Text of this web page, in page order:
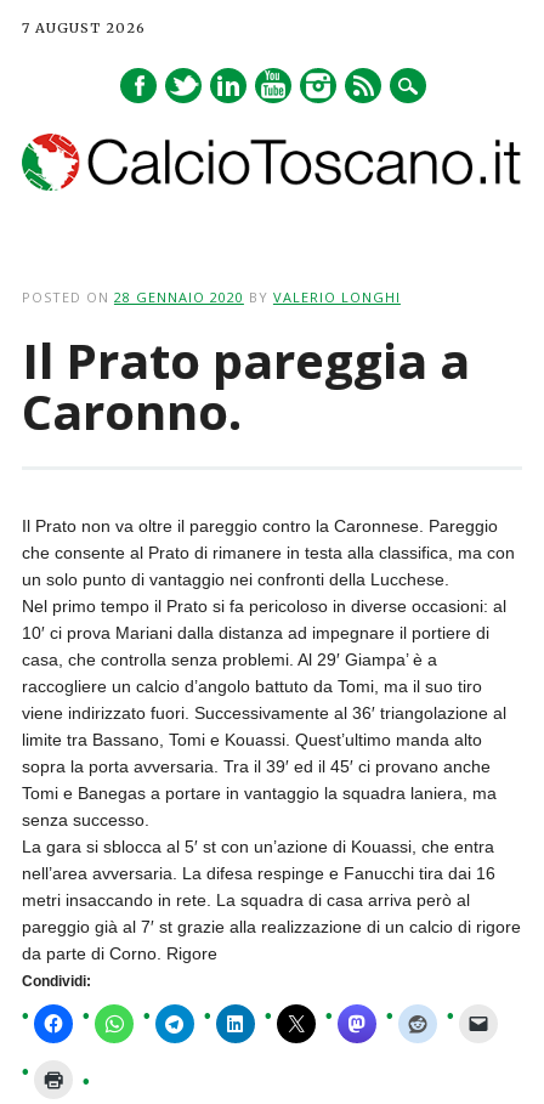
7 AUGUST 2026
POSTED ON 28 GENNAIO 2020 BY VALERIO LONGHI
Il Prato pareggia a
Caronno.
Il Prato non va oltre il pareggio contro la Caronnese. Pareggio
che consente al Prato di rimanere in testa alla classifica, ma con
un solo punto di vantaggio nei confronti della Lucchese.
Nel primo tempo il Prato si fa pericoloso in diverse occasioni: al
10′ ci prova Mariani dalla distanza ad impegnare il portiere di
casa, che controlla senza problemi. Al 29′ Giampa’ è a
raccogliere un calcio d’angolo battuto da Tomi, ma il suo tiro
viene indirizzato fuori. Successivamente al 36′ triangolazione al
limite tra Bassano, Tomi e Kouassi. Quest’ultimo manda alto
sopra la porta avversaria. Tra il 39′ ed il 45′ ci provano anche
Tomi e Banegas a portare in vantaggio la squadra laniera, ma
senza successo.
La gara si sblocca al 5′ st con un’azione di Kouassi, che entra
nell’area avversaria. La difesa respinge e Fanucchi tira dai 16
metri insaccando in rete. La squadra di casa arriva però al
pareggio già al 7′ st grazie alla realizzazione di un calcio di rigore
da parte di Corno. Rigore
Condividi: